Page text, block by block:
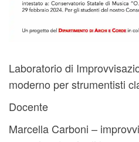
Laboratorio di
moderno per strumentisti
Docente
Marcella Carboni –